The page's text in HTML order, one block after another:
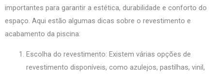
importantes para garantir a estética, durabilidade e conforto do
espaço. Aqui estão algumas dicas sobre o revestimento e
acabamento da piscina:
Escolha do revestimento: Existem várias opções de
revestimento disponíveis, como azulejos, pastilhas, vinil,